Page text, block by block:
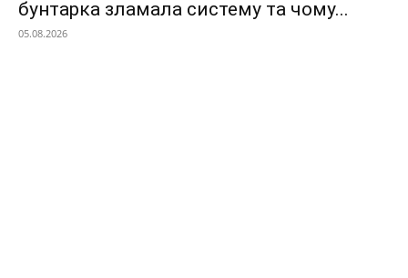
бунтарка зламала систему та чому...
05.08.2026